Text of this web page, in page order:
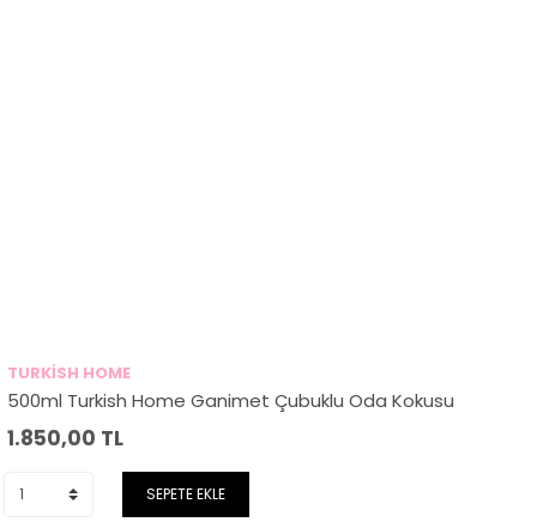
TURKİSH HOME
500ml Turkish Home Ganimet Çubuklu Oda Kokusu
1.850,00 TL
SEPETE EKLE